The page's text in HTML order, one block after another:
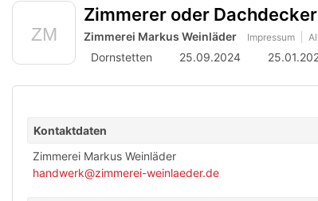
Zimmerer oder
Zimmerei Markus Weinläder Impressum
Dornstetten 25.09.2024
Kontaktdaten
Zimmerei Markus Weinläder
handwerk@zimmerei-weinlaeder.de